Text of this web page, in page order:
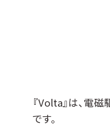
『Volta』は、電
です。